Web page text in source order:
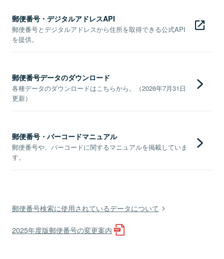
郵便番号・デジタルアドレスAPI
郵便番号とデジタルアドレスから住所を取得できる公式API
を提供。
郵便番号データのダウンロード
各種データのダウンロードはこちらから。（2026年7月31日
更新）
郵便番号・バーコードマニュアル
郵便番号や、バーコードに関するマニュアルを掲載していま
す。
郵便番号検索に使用されているデータについて
2025年度版郵便番号の変更案内